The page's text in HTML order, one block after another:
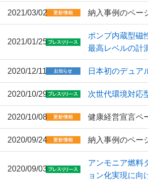
2021/03/02 納入事例のペー
2021/01/25
ポンプ内蔵型磁
最高レベルの計
2020/12/11 日本初のデュア
2020/10/29 次世代環境対応
2020/10/08 健康経営宣言ペ
2020/09/24 納入事例のペー
2020/09/03
アンモニア燃料
ョン化実現に向